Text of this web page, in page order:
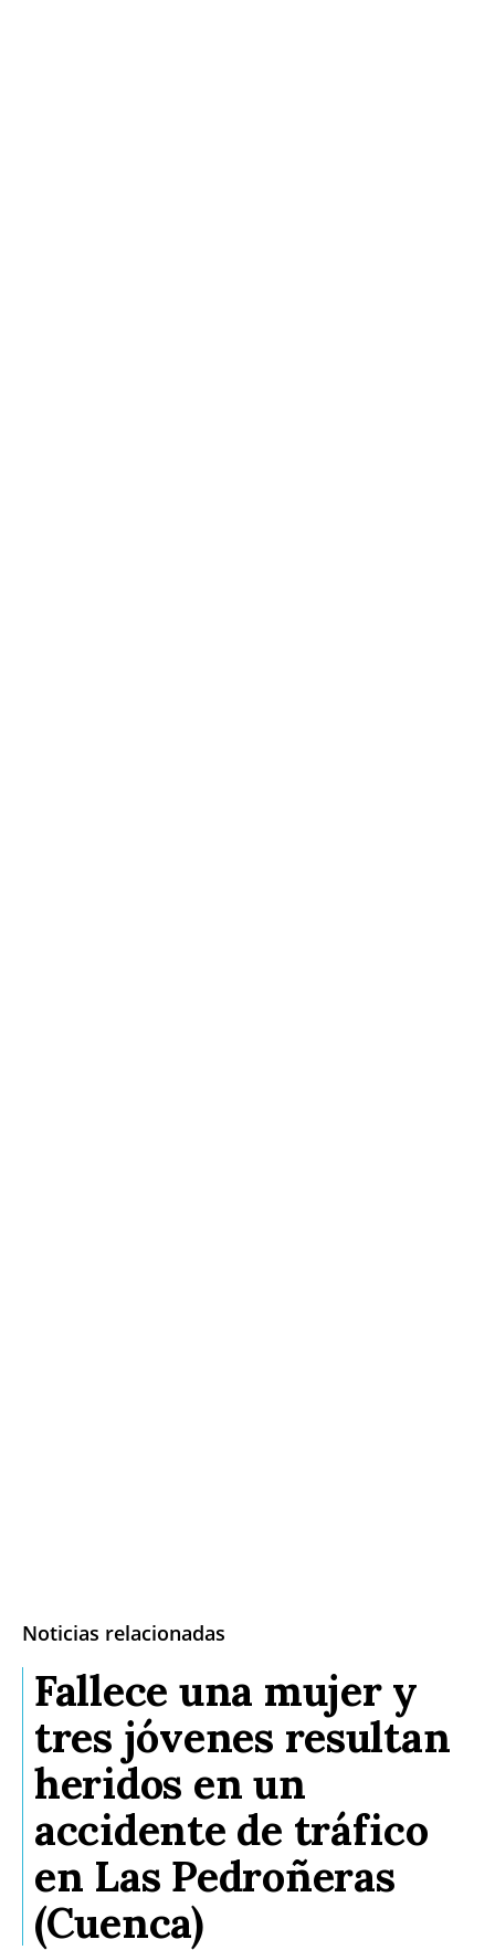
Noticias relacionadas
Fallece una mujer y
tres jóvenes resultan
heridos en un
accidente de tráfico
en Las Pedroñeras
(Cuenca)